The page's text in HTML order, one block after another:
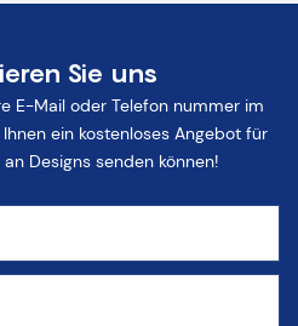
Sie uns
E-Mail oder Telefon nummer im
ein kostenloses Angebot für
Designs senden können!